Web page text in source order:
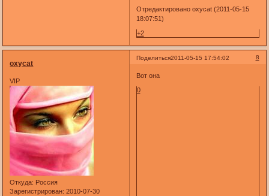
Отредактировано oxycat (2011-05-15
18:07:51)
+2
Поделиться 8
2011-05-15 17:54:02
oxycat
VIP
Откуда: Россия
Зарегистрирован: 2010-07-30
Вот она
0